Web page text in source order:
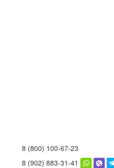
8 (800) 100-67-23
8 (902) 883-31-41